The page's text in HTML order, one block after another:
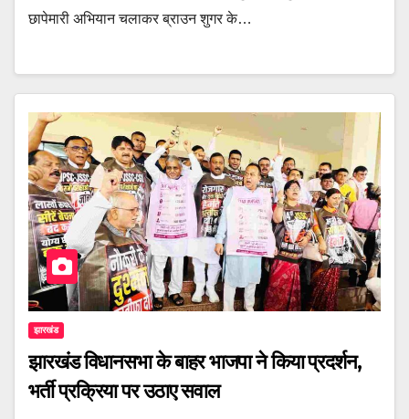
छापेमारी अभियान चलाकर ब्राउन शुगर के…
झारखंड
झारखंड विधानसभा के बाहर भाजपा ने किया प्रदर्शन,
भर्ती प्रक्रिया पर उठाए सवाल